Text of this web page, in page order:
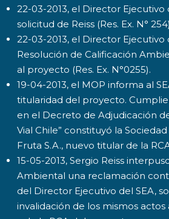
22-03-2013, el Director Ejecutivo
solicitud de Reiss (Res. Ex. N°
22-03-2013, el Director Ejecutivo
Resolución de Calificación
al proyecto (Res. Ex. N°0255).
19-04-2013, el MOP informa al
titularidad del proyecto.
en el Decreto de Adjudicación
Vial Chile” constituyó la
Fruta S.A., nuevo titular de la
15-05-2013, Sergio Reiss
Ambiental una reclamación
del Director Ejecutivo del SEA,
invalidación de los mismos